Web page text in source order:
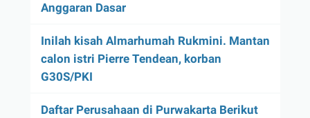
Anggaran Dasar
Inilah kisah Almarhumah Rukmini. Mantan
calon istri Pierre Tendean, korban
G30S/PKI
Daftar Perusahaan di Purwakarta Berikut